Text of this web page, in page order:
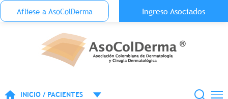
Pasar al contenido principal
Menu Top Anónimo
Aflíese a AsoColDerma Ingreso Asociados
INICIO / PACIENTES